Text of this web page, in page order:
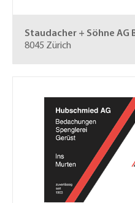
Staudacher + Söhne AG
8045 Zürich